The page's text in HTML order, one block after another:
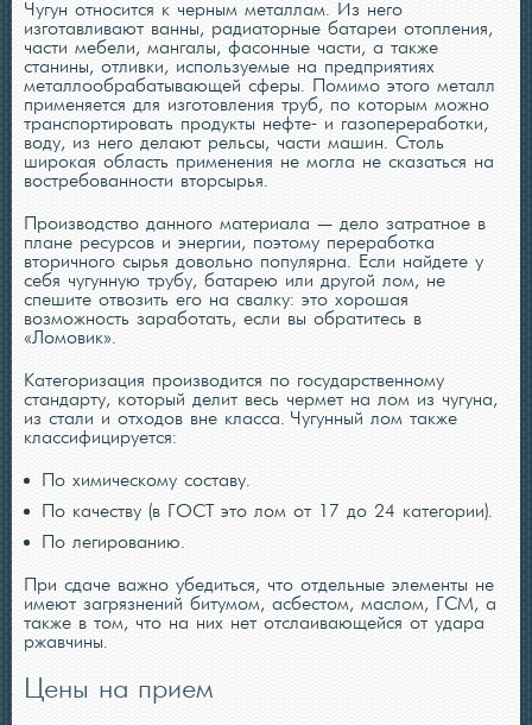
Чугун относится к черным металлам. Из него
изготавливают ванны, радиаторные батареи отопления,
части мебели, мангалы, фасонные части, а также
станины, отливки, используемые на предприятиях
металлообрабатывающей сферы. Помимо этого металл
применяется для изготовления труб, по которым можно
транспортировать продукты нефте- и газопереработки,
воду, из него делают рельсы, части машин. Столь
широкая область применения не могла не сказаться на
востребованности вторсырья.
Производство данного материала — дело затратное в
плане ресурсов и энергии, поэтому переработка
вторичного сырья довольно популярна. Если найдете у
себя чугунную трубу, батарею или другой лом, не
спешите отвозить его на свалку: это хорошая
возможность заработать, если вы обратитесь в
«Ломовик».
Категоризация производится по государственному
стандарту, который делит весь чермет на лом из чугуна,
из стали и отходов вне класса. Чугунный лом также
классифицируется:
По химическому составу.
По качеству (в ГОСТ это лом от 17 до 24 категории).
По легированию.
При сдаче важно убедиться, что отдельные элементы не
имеют загрязнений битумом, асбестом, маслом, ГСМ, а
также в том, что на них нет отслаивающейся от удара
ржавчины.
Цены на прием